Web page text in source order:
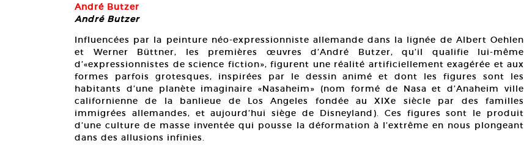
André Butzer
André Butzer
Influencées par la peinture néo-expressionniste allemande dans la lignée de Albert Oehlen
et Werner Büttner, les premières œuvres d’André Butzer, qu’il qualifie lui-même
d’«expressionnistes de science fiction», figurent une réalité artificiellement exagérée et aux
formes parfois grotesques, inspirées par le dessin animé et dont les figures sont les
habitants d’une planète imaginaire «Nasaheim» (nom formé de Nasa et d’Anaheim ville
californienne de la banlieue de Los Angeles fondée au XIXe siècle par des familles
immigrées allemandes, et aujourd’hui siège de Disneyland). Ces figures sont le produit
d’une culture de masse inventée qui pousse la déformation à l’extrême en nous plongeant
dans des allusions infinies.